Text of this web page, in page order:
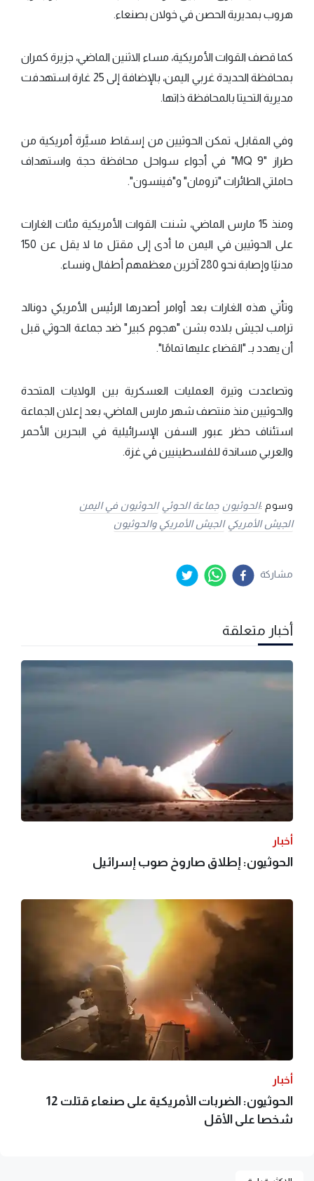
هروب بمديرية الحصن في خولان بصنعاء.
كما قصف القوات الأمريكية، مساء الاثنين الماضي، جزيرة كمران
بمحافظة الحديدة غربي اليمن، بالإضافة إلى 25 غارة استهدفت
مديرية التحيتا بالمحافظة ذاتها.
وفي المقابل، تمكن الحوثيين من إسقاط مسيَّرة أمريكية من
طراز "MQ 9" في أجواء سواحل محافظة حجة واستهداف
حاملتي الطائرات "ترومان" و"فينسون".
ومنذ 15 مارس الماضي، شنت القوات الأمريكية مئات الغارات
على الحوثيين في اليمن ما أدى إلى مقتل ما لا يقل عن 150
مدنيًا وإصابة نحو 280 آخرين معظمهم أطفال ونساء.
وتأتي هذه الغارات بعد أوامر أصدرها الرئيس الأمريكي دونالد
ترامب لجيش بلاده بشن "هجوم كبير" ضد جماعة الحوثي قبل
أن يهدد بـ "القضاء عليها تمامًا".
وتصاعدت وتيرة العمليات العسكرية بين الولايات المتحدة
والحوثيين منذ منتصف شهر مارس الماضي، بعد إعلان الجماعة
استئناف حظر عبور السفن الإسرائيلية في البحرين الأحمر
والعربي مساندة للفلسطينيين في غزة.
وسوم :الحوثيون جماعة الحوثي الحوثيون في اليمن
الجيش الأمريكي الجيش الأمريكي والحوثيون
مشاركة
أخبار متعلقة
أخبار
الحوثيون: إطلاق صاروخ صوب إسرائيل
أخبار
الحوثيون: الضربات الأمريكية على صنعاء قتلت 12
شخصا على الأقل